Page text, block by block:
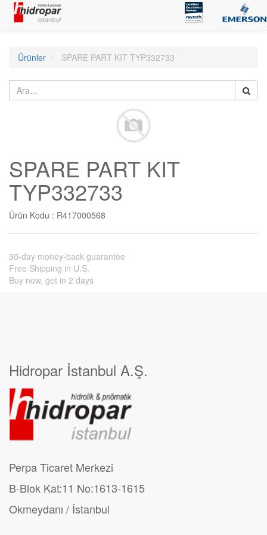
Ürünler SPARE PART KIT TYP332733
SPARE PART KIT
TYP332733
Ürün Kodu : R417000568
30-day money-back guarantee
Free Shipping in U.S.
Buy now, get in 2 days
Hidropar İstanbul A.Ş.
Perpa Ticaret Merkezi
B-Blok Kat:11 No:1613-1615
Okmeydanı / İstanbul